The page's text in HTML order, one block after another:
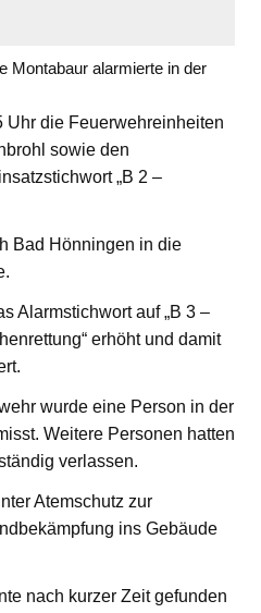
Montabaur alarmierte in der
Uhr die Feuerwehreinheiten
sowie den
„B 2 –
Bad Hönningen in die
Alarmstichwort auf „B 3 –
erhöht und damit
wurde eine Person in der
Weitere Personen hatten
verlassen.
Atemschutz zur
ins Gebäude
nach kurzer Zeit gefunden